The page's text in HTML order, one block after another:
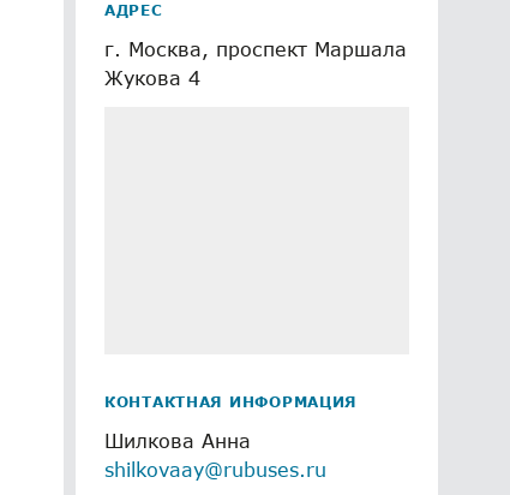
АДРЕС
г. Москва, проспект Маршала
Жукова 4
КОНТАКТНАЯ ИНФОРМАЦИЯ
Шилкова Анна
shilkovaay@rubuses.ru